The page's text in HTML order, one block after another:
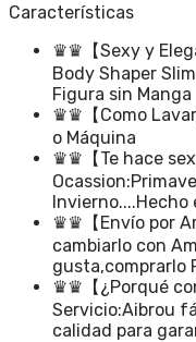
Características
♛♛【Sexy y
Body Shaper
Figura sin Manga
♛♛【Como
o Máquina
♛♛【Te hace
Invierno....Hecho
♛♛【Envío por
cambiarlo con
gusta,comprarlo
♛♛【¿Porqué
Servicio:Aibrou
calidad para